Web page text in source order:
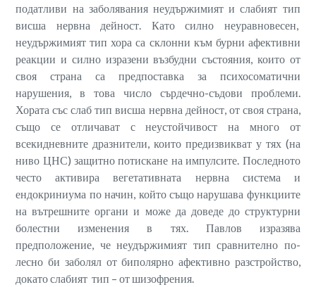
податливи на заболявания неудържимият и слабият тип
висша нервна дейност. Като силно неуравновесен,
неудържимият тип хора са склонни към бурни афективни
реакции и силно изразени възбудни състояния, които от
своя страна са предпоставка за психосоматични
нарушения, в това число сърдечно-съдови проблеми.
Хората със слаб тип висша нервна дейност, от своя страна,
също се отличават с неустойчивост на много от
всекидневните дразнители, които предизвикват у тях (на
ниво ЦНС) защитно потискане на импулсите. Последното
често активира вегетативната нервна система и
ендокриниума по начин, който също нарушава функциите
на вътрешните органи и може да доведе до структурни
болестни изменения в тях. Павлов изразява
предположение, че неудържимият тип сравнително по-
лесно би заболял от биполярно афективно разстройство,
докато слабият тип – от шизофрения.